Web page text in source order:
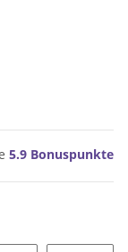
5.9 Bonuspunkte